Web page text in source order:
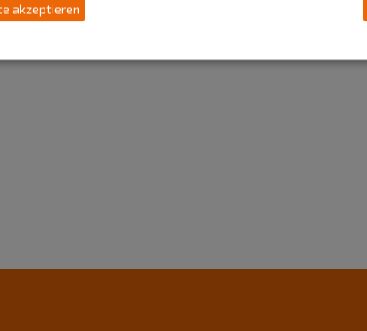
akzeptieren